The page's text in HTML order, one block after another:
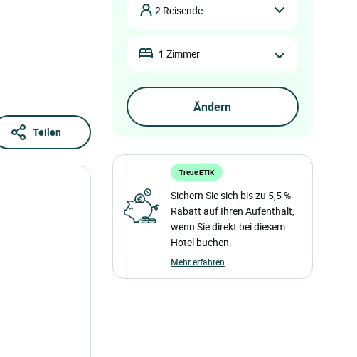
Teilen
2 Reisende
1 Zimmer
Treue ETIK
Sichern Sie sich bis zu 5,5 %
Rabatt auf Ihren Aufenthalt,
wenn Sie direkt bei diesem
Hotel buchen.
Mehr erfahren